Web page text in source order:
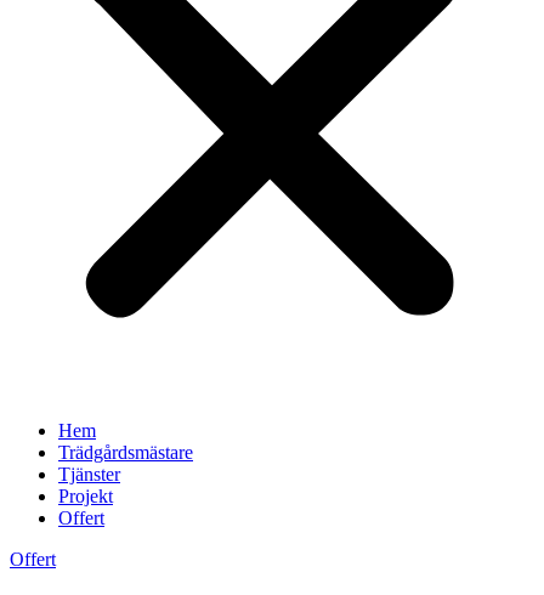
Hem
Trädgårdsmästare
Tjänster
Projekt
Offert
Offert